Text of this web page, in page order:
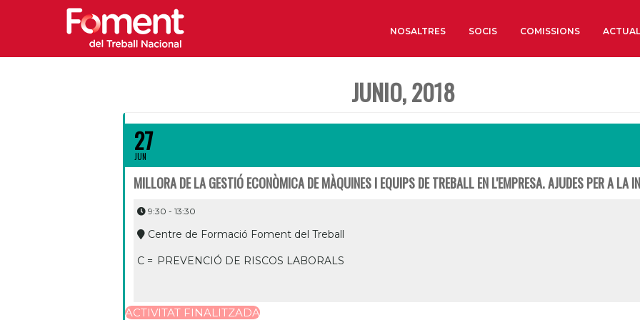
NOSALTRES
Institut d’Estudis
SOCIS COMISSIONS
JUNIO, 2018
27
JUN
MILLORA DE LA GESTIÓ ECONÒMICA DE MÀQUINES I EQUIPS DE TREBALL EN L'EMPRESA. AJUDES PER A LA
9:30 - 13:30
Centre de Formació Foment del Treball
C = PREVENCIÓ DE RISCOS LABORALS
ACTIVITAT FINALITZADA